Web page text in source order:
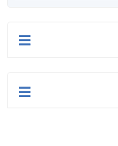
עו"ד מאלק חיר